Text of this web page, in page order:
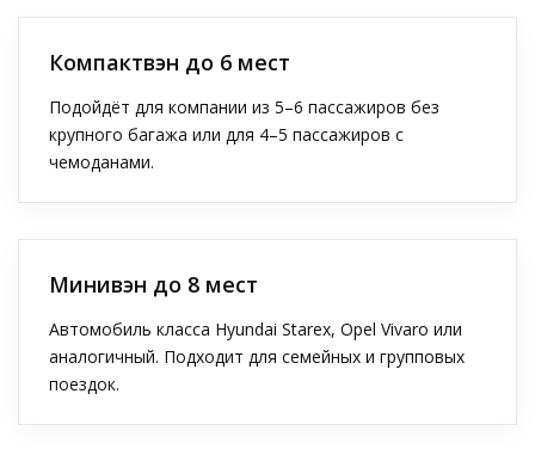
Компактвэн до 6 мест
Подойдёт для компании из 5–6 пассажиров без
крупного багажа или для 4–5 пассажиров с
чемоданами.
Минивэн до 8 мест
Автомобиль класса Hyundai Starex, Opel Vivaro или
аналогичный. Подходит для семейных и групповых
поездок.